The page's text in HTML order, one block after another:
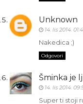
Unknown
14. lis 2014.
Nakedica ;)
Odgovori
Šminka je
14. lis 2014.
Super ti stoji